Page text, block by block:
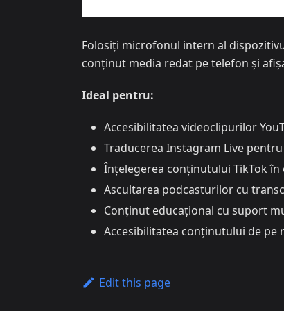
Folosiți microfonul intern al
conținut media redat pe telefon și
Ideal pentru:
Accesibilitatea videoclipurilor
Traducerea Instagram Live
Înțelegerea conținutului TikTok în
Ascultarea podcasturilor cu
Conținut educațional cu suport
Accesibilitatea conținutului de pe
Edit this page